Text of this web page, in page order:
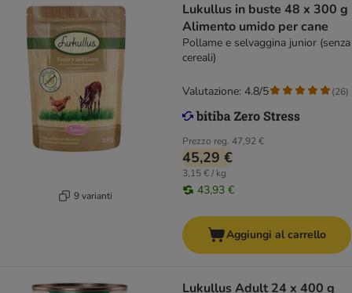
9 varianti
Lukullus in buste 48 x 300 g
Alimento umido per cane
Pollame e selvaggina junior (senza
cereali)
Prezzo reg. 47,92 €
45,29 €
3,15 € / kg
43,93 €
Valutazione: 4.8/5 (26)
Aggiungi al carrello
Lukullus Adult 24 x 400 g